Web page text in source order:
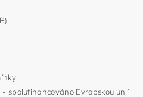
spolufinancováno Evropskou unií